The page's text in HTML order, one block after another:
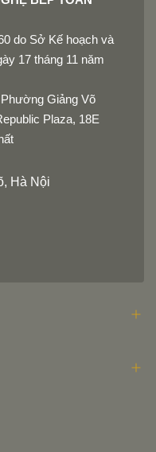
do Sở Kế hoạch và
17 tháng 11 năm
Giảng Võ
Plaza, 18E
Hà Nội